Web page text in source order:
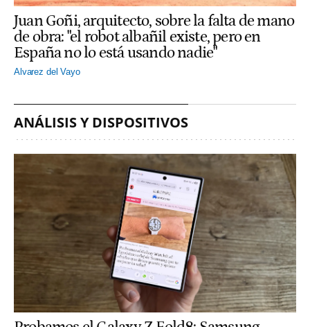
Juan Goñi, arquitecto, sobre la falta de mano
de obra: "el robot albañil existe, pero en
España no lo está usando nadie"
Alvarez del Vayo
ANÁLISIS Y DISPOSITIVOS